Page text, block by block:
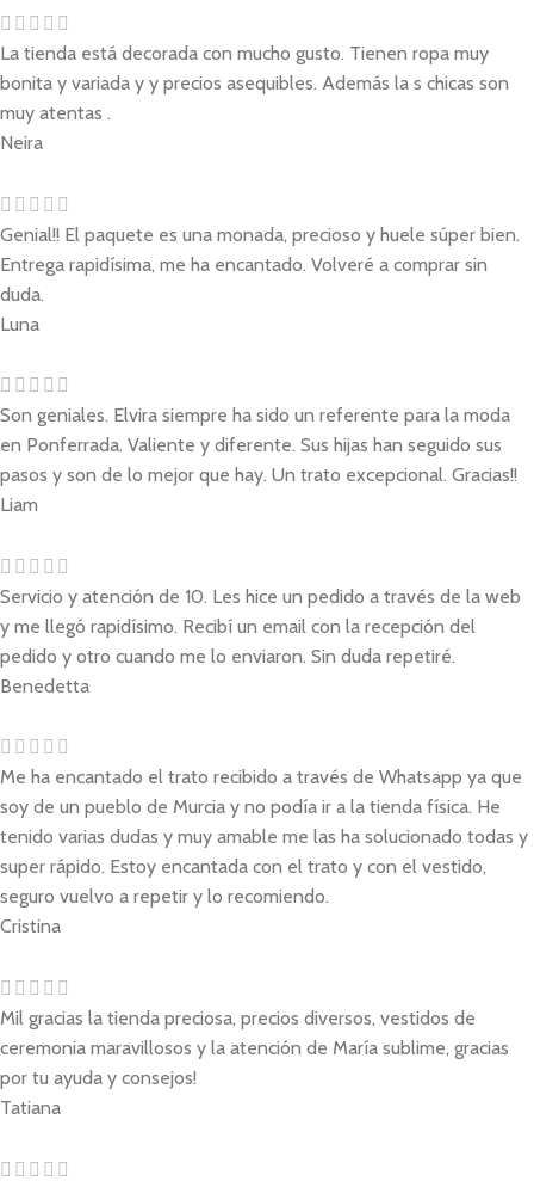
La tienda está decorada con mucho gusto. Tienen ropa muy
bonita y variada y y precios asequibles. Además la s chicas son
muy atentas .
Neira
Genial!! El paquete es una monada, precioso y huele súper bien.
Entrega rapidísima, me ha encantado. Volveré a comprar sin
duda.
Luna
Son geniales. Elvira siempre ha sido un referente para la moda
en Ponferrada. Valiente y diferente. Sus hijas han seguido sus
pasos y son de lo mejor que hay. Un trato excepcional. Gracias!!
Liam
Servicio y atención de 10. Les hice un pedido a través de la web
y me llegó rapidísimo. Recibí un email con la recepción del
pedido y otro cuando me lo enviaron. Sin duda repetiré.
Benedetta
Me ha encantado el trato recibido a través de Whatsapp ya que
soy de un pueblo de Murcia y no podía ir a la tienda física. He
tenido varias dudas y muy amable me las ha solucionado todas y
super rápido. Estoy encantada con el trato y con el vestido,
seguro vuelvo a repetir y lo recomiendo.
Cristina
Mil gracias la tienda preciosa, precios diversos, vestidos de
ceremonia maravillosos y la atención de María sublime, gracias
por tu ayuda y consejos!
Tatiana